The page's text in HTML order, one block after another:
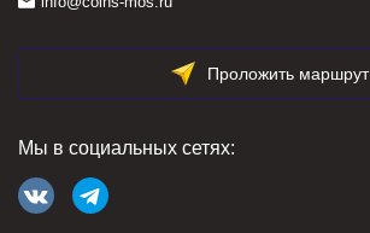
Проложить маршрут
Мы в социальных сетях: